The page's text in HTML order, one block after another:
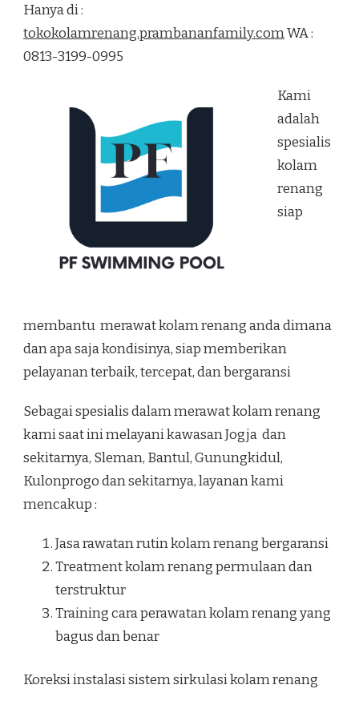
NANGGULAN
KULON
Hanya di :
tokokolamrenang.prambananfamily.comWA :
0813-3199-0995
Kami
adalah
spesialis
kolam
renang
siap
membantu merawat kolam renang anda dimana
dan apa saja kondisinya, siap memberikan
pelayanan terbaik, tercepat, dan bergaransi
Sebagai spesialis dalam merawat kolam renang
kami saat ini melayani kawasan Jogja dan
sekitarnya, Sleman, Bantul, Gunungkidul,
Kulonprogo dan sekitarnya, layanan kami
mencakup :
Jasa rawatan rutin kolam renang bergaransi
Treatment kolam renang permulaan dan
terstruktur
Training cara perawatan kolam renang yang
bagus dan benar
Koreksi instalasi sistem sirkulasi kolam renang